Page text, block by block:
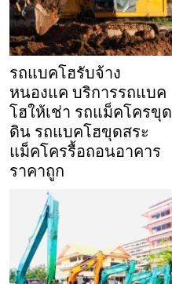
รถแบคโฮรับจ้าง
หนองแค บริการรถแบค
โฮให้เช่า รถแม็คโครขุด
ดิน รถแบคโฮขุดสระ
แม็คโครรื้อถอนอาคาร
ราคาถูก